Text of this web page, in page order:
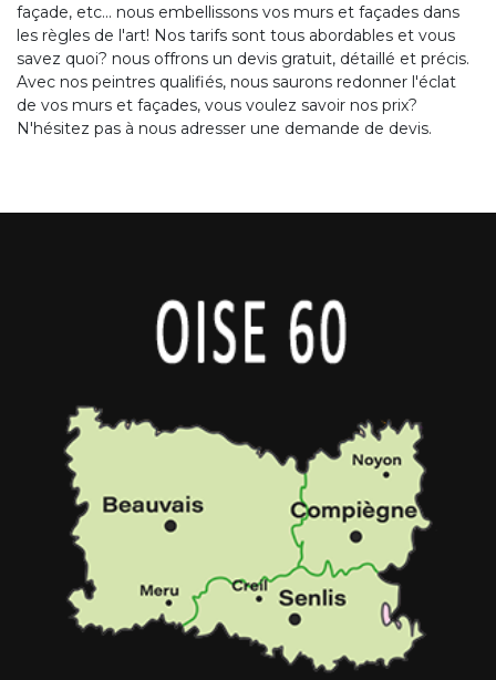
façade, etc... nous embellissons vos murs et façades dans
les règles de l'art! Nos tarifs sont tous abordables et vous
savez quoi? nous offrons un devis gratuit, détaillé et précis.
Avec nos peintres qualifiés, nous saurons redonner l'éclat
de vos murs et façades, vous voulez savoir nos prix?
N'hésitez pas à nous adresser une demande de devis.